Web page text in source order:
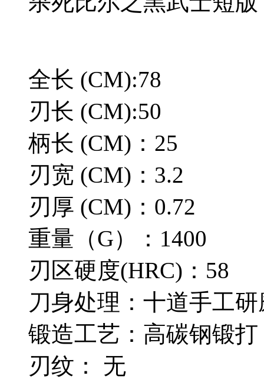
全长 (CM):78
刃长 (CM):50
柄长 (CM)：25
刃宽 (CM)：3.2
刃厚 (CM)：0.72
重量（G）：1400
刃区硬度(HRC)：58
刀身处理：十道手工研
锻造工艺：高碳钢锻打
刃纹： 无